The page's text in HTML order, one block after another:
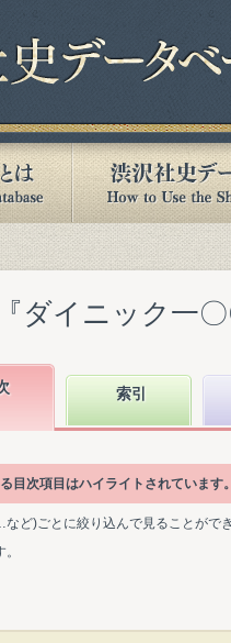
ダイニック一
索引
目次項目はハイライトされています
ど)ごとに絞り込んで見ることがで